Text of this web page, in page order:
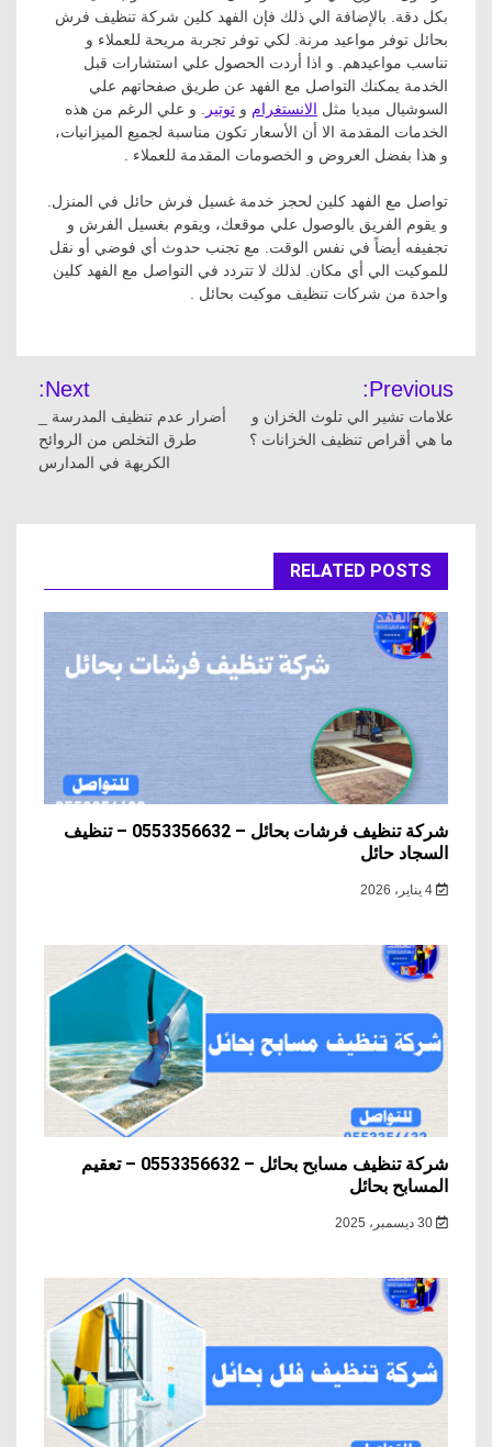
بكل دقة. بالإضافة الي ذلك فإن الفهد كلين شركة تنظيف فرش
بحائل توفر مواعيد مرنة. لكي توفر تجربة مريحة للعملاء و
تناسب مواعيدهم. و اذا أردت الحصول علي استشارات قبل
الخدمة يمكنك التواصل مع الفهد عن طريق صفحاتهم علي
السوشيال ميديا مثل الانستغرام و توتير
. و علي الرغم من هذه
الخدمات المقدمة الا أن الأسعار تكون مناسبة لجميع الميزانيات،
و هذا بفضل العروض و الخصومات المقدمة للعملاء .
تواصل مع الفهد كلين لحجز خدمة غسيل فرش حائل في المنزل.
و يقوم الفريق بالوصول علي موقعك، ويقوم بغسيل الفرش و
تجفيفه أيضاً في نفس الوقت. مع تجنب حدوث أي فوضي أو نقل
للموكيت الي أي مكان. لذلك لا تتردد في التواصل مع الفهد كلين
واحدة من شركات تنظيف موكيت بحائل .
تصفّح
المقالات
Previous:
علامات تشير الي تلوث الخزان و
ما هي أقراص تنظيف الخزانات ؟
Next:
أضرار عدم تنظيف المدرسة _
طرق التخلص من الروائح
الكريهة في المدارس
RELATED POSTS
شركة تنظيف فرشات بحائل – 0553356632 – تنظيف
السجاد حائل
شركة تنظيف مسابح بحائل – 0553356632 – تعقيم
المسابح بحائل